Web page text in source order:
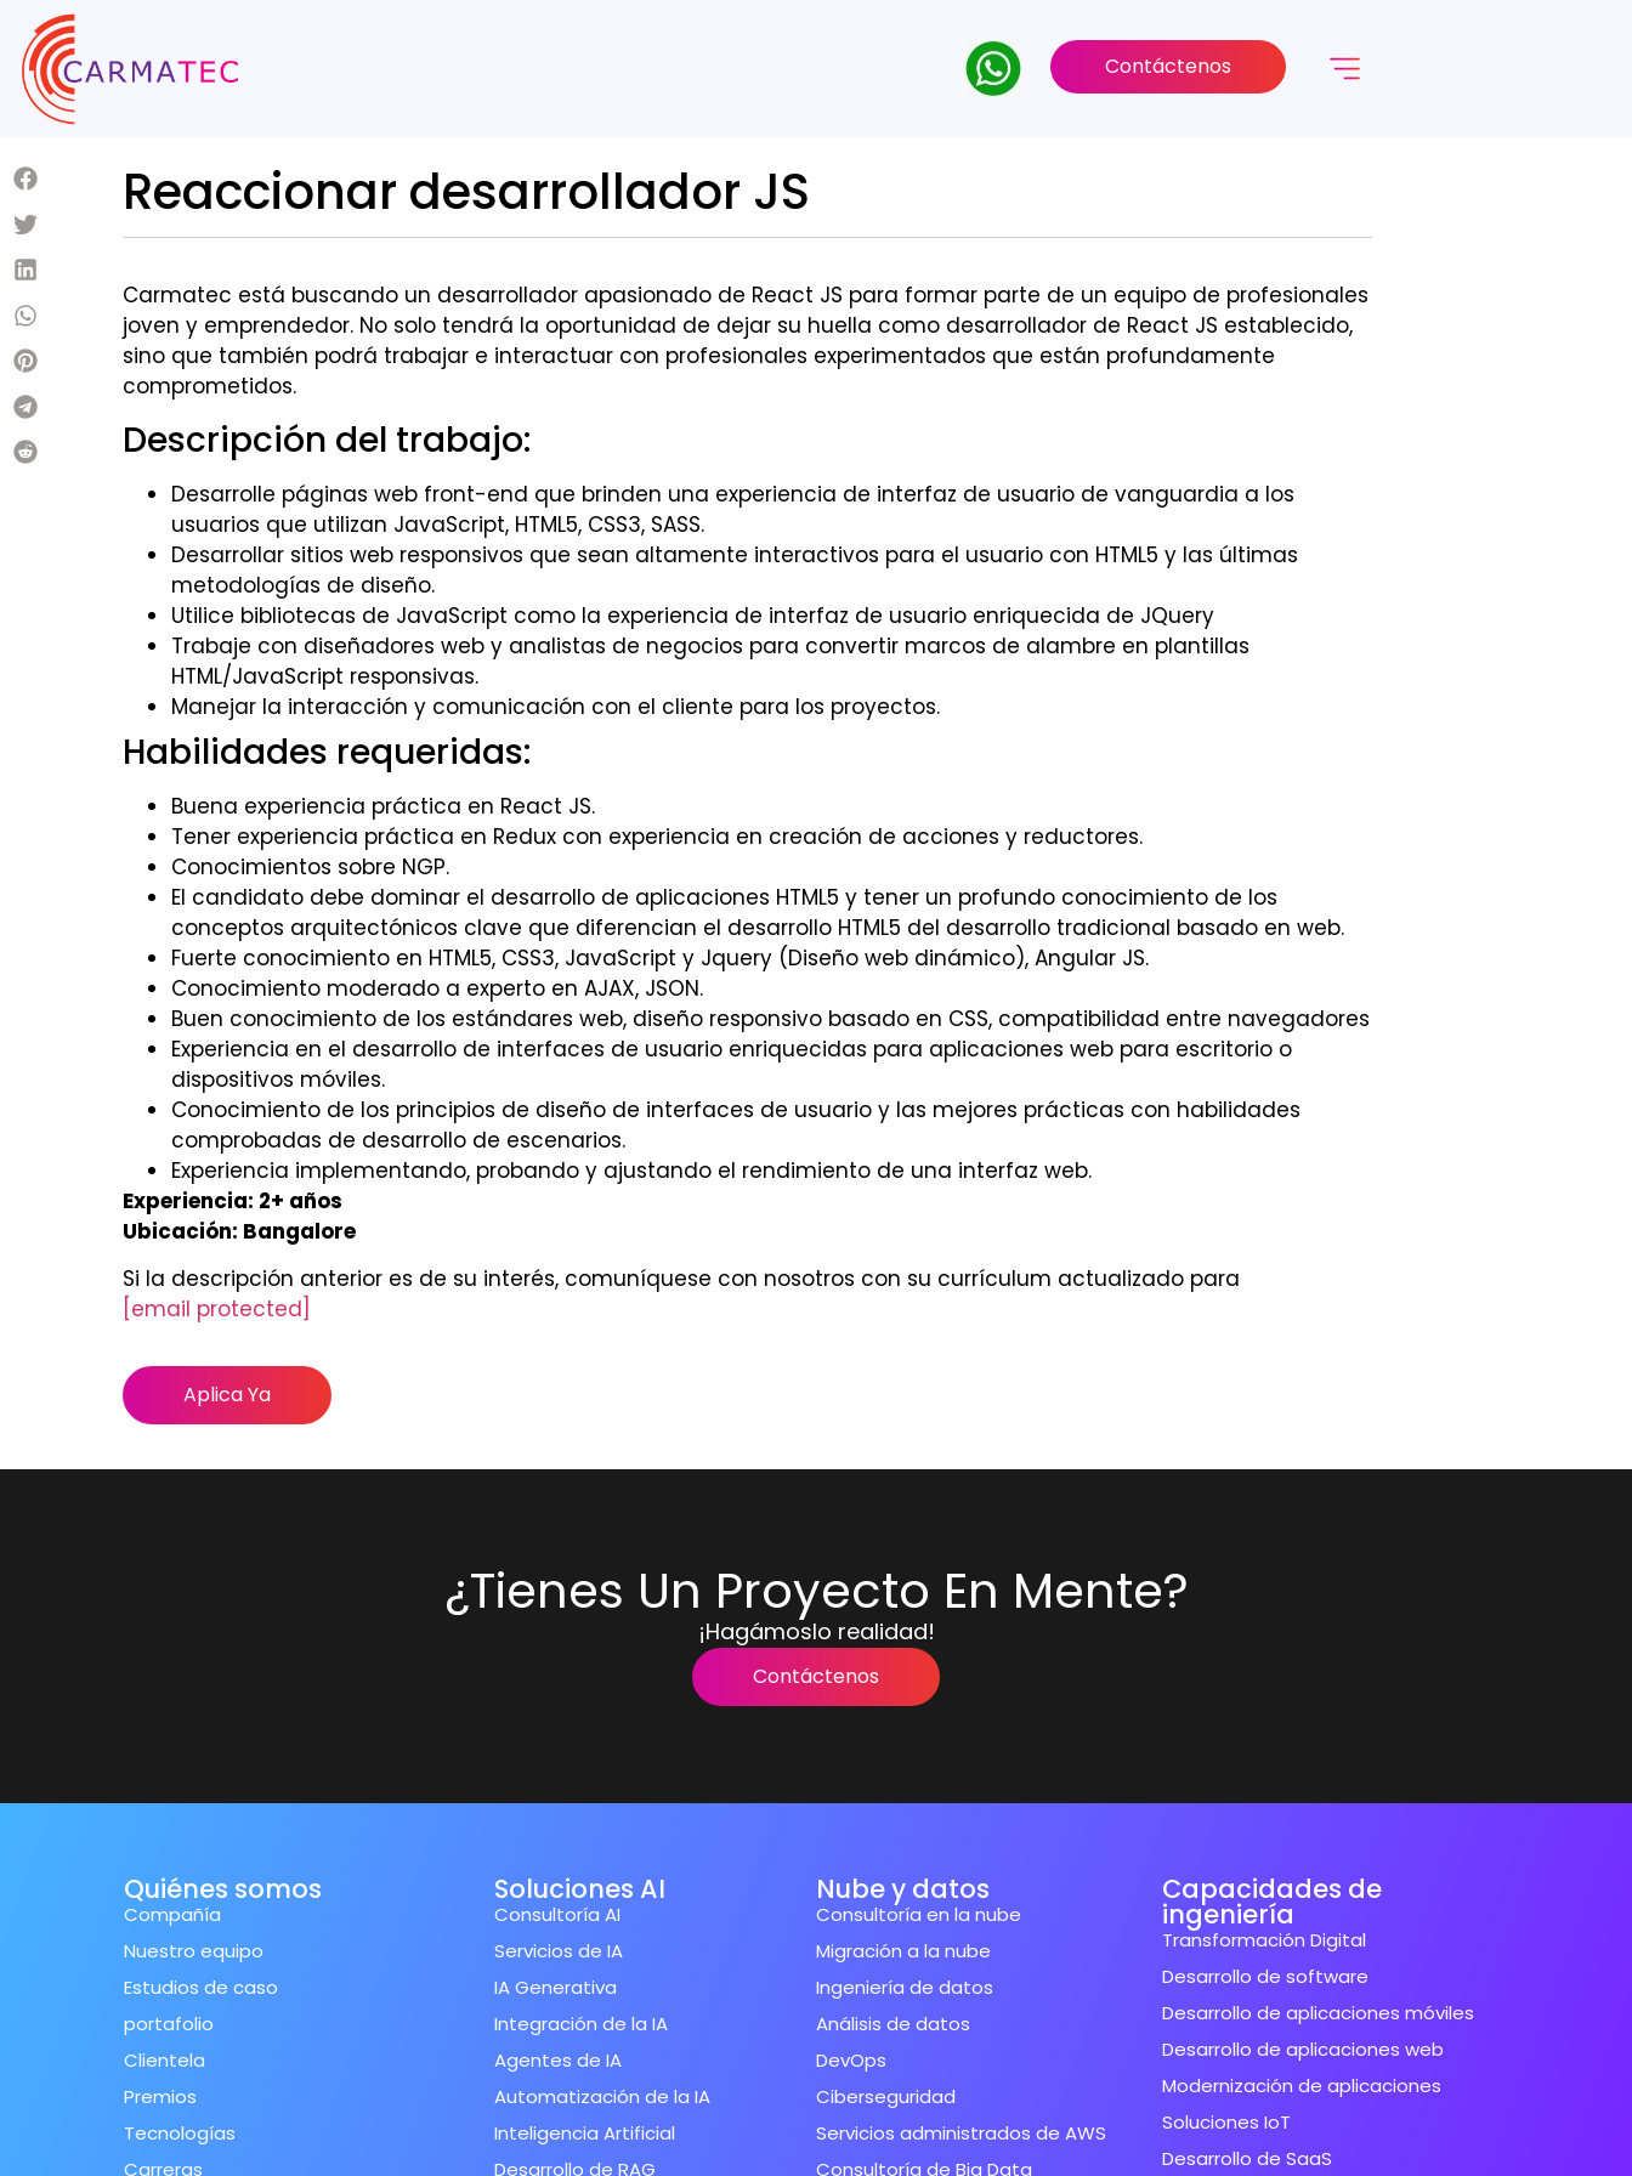
Contáctenos
Reaccionar desarrollador JS
Carmatec está buscando un desarrollador apasionado de React JS para formar parte de un equipo de profesionales
joven y emprendedor. No solo tendrá la oportunidad de dejar su huella como desarrollador de React JS establecido,
sino que también podrá trabajar e interactuar con profesionales experimentados que están profundamente
comprometidos.
Descripción del trabajo:
Desarrolle páginas web front-end que brinden una experiencia de interfaz de usuario de vanguardia a los
usuarios que utilizan JavaScript, HTML5, CSS3, SASS.
Desarrollar sitios web responsivos que sean altamente interactivos para el usuario con HTML5 y las últimas
metodologías de diseño.
Utilice bibliotecas de JavaScript como la experiencia de interfaz de usuario enriquecida de JQuery
Trabaje con diseñadores web y analistas de negocios para convertir marcos de alambre en plantillas
HTML/JavaScript responsivas.
Manejar la interacción y comunicación con el cliente para los proyectos.
Habilidades requeridas:
Buena experiencia práctica en React JS.
Tener experiencia práctica en Redux con experiencia en creación de acciones y reductores.
Conocimientos sobre NGP.
El candidato debe dominar el desarrollo de aplicaciones HTML5 y tener un profundo conocimiento de los
conceptos arquitectónicos clave que diferencian el desarrollo HTML5 del desarrollo tradicional basado en web.
Fuerte conocimiento en HTML5, CSS3, JavaScript y Jquery (Diseño web dinámico), Angular JS.
Conocimiento moderado a experto en AJAX, JSON.
Buen conocimiento de los estándares web, diseño responsivo basado en CSS, compatibilidad entre navegadores
Experiencia en el desarrollo de interfaces de usuario enriquecidas para aplicaciones web para escritorio o
dispositivos móviles.
Conocimiento de los principios de diseño de interfaces de usuario y las mejores prácticas con habilidades
comprobadas de desarrollo de escenarios.
Experiencia implementando, probando y ajustando el rendimiento de una interfaz web.
Experiencia: 2+ años
Ubicación: Bangalore
Si la descripción anterior es de su interés, comuníquese con nosotros con su currículum actualizado para
[email protected]
Aplica Ya
¿Tienes Un Proyecto En Mente?
¡Hagámoslo realidad!
Contáctenos
Quiénes somos
Compañía
Nuestro equipo
Estudios de caso
portafolio
Clientela
Premios
Tecnologías
Carreras
Soluciones AI
Consultoría AI
Servicios de IA
IA Generativa
Integración de la IA
Agentes de IA
Automatización de la IA
Inteligencia Artificial
Desarrollo de RAG
Nube y datos
Consultoría en la nube
Migración a la nube
Ingeniería de datos
Análisis de datos
DevOps
Ciberseguridad
Servicios administrados de AWS
Consultoría de Big Data
Capacidades de
ingeniería
Transformación Digital
Desarrollo de software
Desarrollo de aplicaciones móviles
Desarrollo de aplicaciones web
Modernización de aplicaciones
Soluciones IoT
Desarrollo de SaaS